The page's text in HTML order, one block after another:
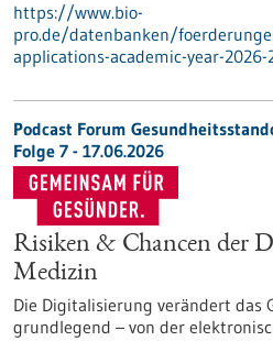
https://www.bio-
pro.de/datenbanken/
applications-academic-year-2026-
Podcast Forum
Folge 7 - 17.06.2026
Risiken & Chancen der
Medizin
Die Digitalisierung verändert das
grundlegend – von der